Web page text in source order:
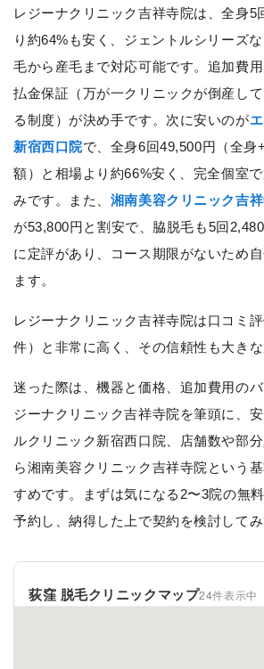
レジーナクリニック吉祥寺院は、全身5
り約64%も安く、ジェントルシリーズ
毛から産毛まで対応可能です。追加費
払金保証（万が一クリニックが倒産し
る制度）が決め手です。次に安いのが
新宿西口院で、全身6回49,500円（全身
額）と相場より約66%安く、完全個室
みです。また、 湘南美容クリニック吉
が53,800円と割安で、脇脱毛も5回
に定評があり、コース期限がないため
ます。
レジーナクリニック吉祥寺院は口コミ
件）と非常に高く、その信頼性も大きな
迷った際は、機器と価格、追加費用の
ジーナクリニック吉祥寺院を筆頭に、
ルクリニック新宿西口院、店舗数や部
ら湘南美容クリニック吉祥寺院という
すめです。まずは気になる2〜3院の無
予約し、納得した上で契約を検討してみ
荻窪 脱毛クリニックマップ24件表示中